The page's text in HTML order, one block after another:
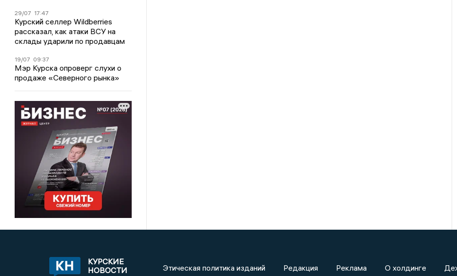
29/07 17:47
Курский селлер Wildberries
рассказал, как атаки ВСУ на
склады ударили по продавцам
19/07 09:37
Мэр Курска опроверг слухи о
продаже «Северного рынка»
КУРСКИЕ
НОВОСТИ
Этическая политика изданий Редакция Реклама О холдинге